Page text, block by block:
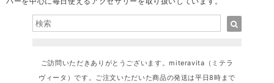
ご訪問いただきありがとうございます。miteravita（ミテラ
ヴィータ）です。ご注文いただいた商品の発送は平日8時まで